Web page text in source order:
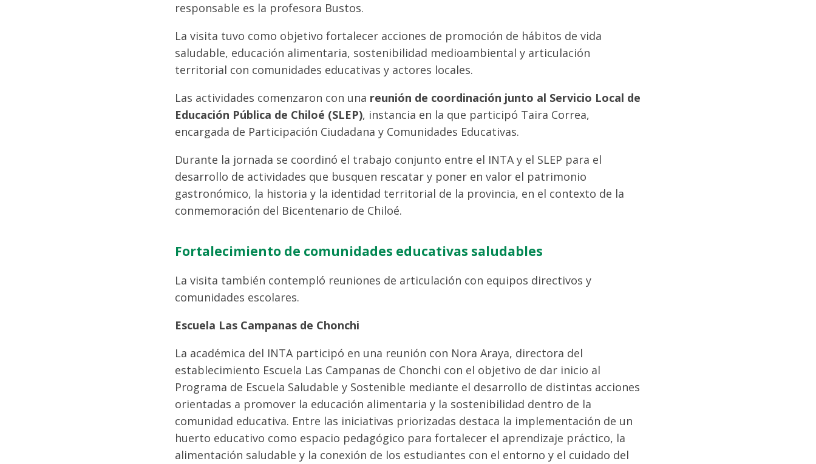
responsable es la profesora Bustos.
La visita tuvo como objetivo fortalecer acciones de promoción de hábitos de vida
saludable, educación alimentaria, sostenibilidad medioambiental y articulación
territorial con comunidades educativas y actores locales.
Las actividades comenzaron con una reunión de coordinación junto al Servicio Local de
Educación Pública de Chiloé (SLEP), instancia en la que participó Taira Correa,
encargada de Participación Ciudadana y Comunidades Educativas.
Durante la jornada se coordinó el trabajo conjunto entre el INTA y el SLEP para el
desarrollo de actividades que busquen rescatar y poner en valor el patrimonio
gastronómico, la historia y la identidad territorial de la provincia, en el contexto de la
conmemoración del Bicentenario de Chiloé.
Fortalecimiento de comunidades educativas saludables
La visita también contempló reuniones de articulación con equipos directivos y
comunidades escolares.
Escuela Las Campanas de Chonchi
La académica del INTA participó en una reunión con Nora Araya, directora del
establecimiento Escuela Las Campanas de Chonchi con el objetivo de dar inicio al
Programa de Escuela Saludable y Sostenible mediante el desarrollo de distintas acciones
orientadas a promover la educación alimentaria y la sostenibilidad dentro de la
comunidad educativa. Entre las iniciativas priorizadas destaca la implementación de un
huerto educativo como espacio pedagógico para fortalecer el aprendizaje práctico, la
alimentación saludable y la conexión de los estudiantes con el entorno y el cuidado del